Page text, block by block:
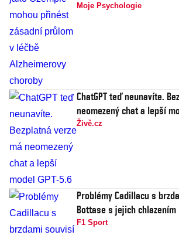
Moje Psychologie
ChatGPT teď neunavíte.
neomezený chat a lepší
Živě.cz
Problémy Cadillacu s
Bottase s jejich chlazením
F1 Sport